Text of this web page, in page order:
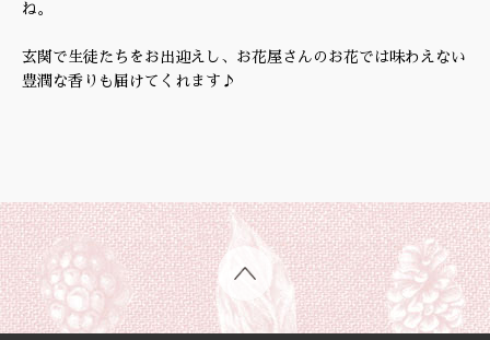
ね。
玄関で生徒たちをお出迎えし、お花屋さんのお花では味わえない
豊潤な香りも届けてくれます♪